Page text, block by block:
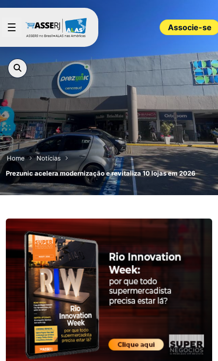
Pular para o Conteúdo principal
Associe-se
Home
Notícias
Prezunic acelera modernização e revitaliza 10 lojas em 2026